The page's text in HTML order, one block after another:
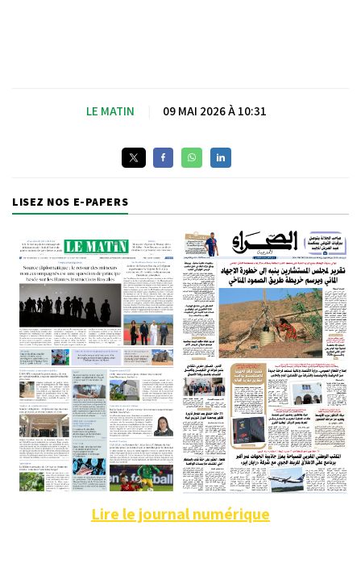
LE MATIN 09 MAI 2026 À 10:31
LISEZ NOS E-PAPERS
Lire le journal numérique